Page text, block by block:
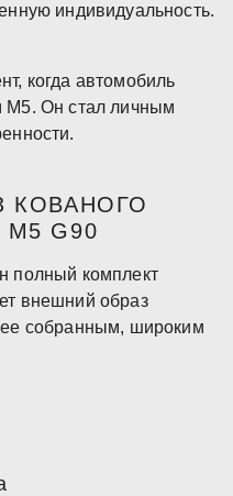
индивидуальность.
когда автомобиль
M5. Он стал личным
КОВАНОГО
G90
полный комплект
внешний образ
собранным, широким